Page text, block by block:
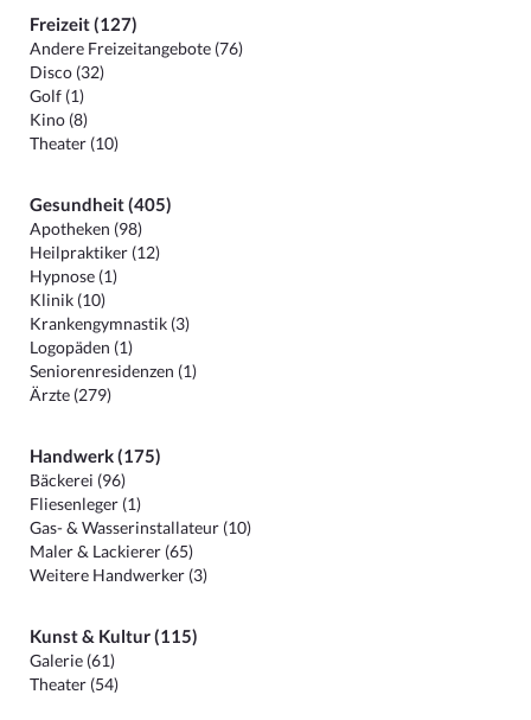
Freizeit (127)
Andere Freizeitangebote (76)
Disco (32)
Golf (1)
Kino (8)
Theater (10)
Gesundheit (405)
Apotheken (98)
Heilpraktiker (12)
Hypnose (1)
Klinik (10)
Krankengymnastik (3)
Logopäden (1)
Seniorenresidenzen (1)
Ärzte (279)
Handwerk (175)
Bäckerei (96)
Fliesenleger (1)
Gas- & Wasserinstallateur (10)
Maler & Lackierer (65)
Weitere Handwerker (3)
Kunst & Kultur (115)
Galerie (61)
Theater (54)